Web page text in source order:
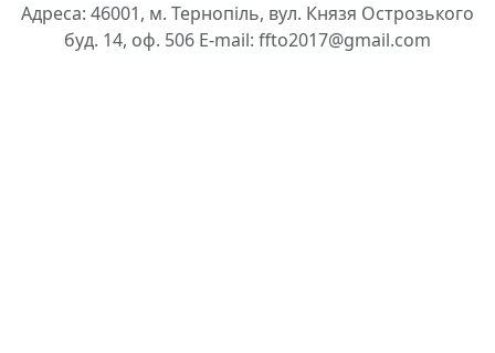
Адреса: 46001, м. Тернопіль, вул. Князя Острозького
буд. 14, оф. 506 E-mail: ffto2017@gmail.com